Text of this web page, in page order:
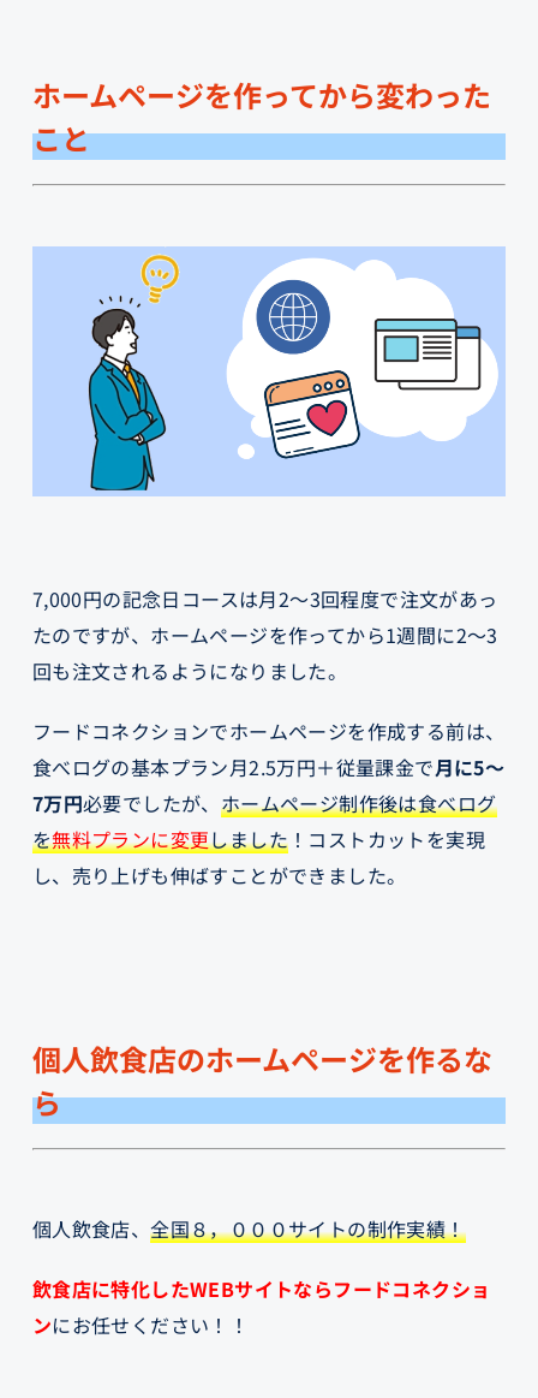
ホームページを作ってから変わった
こと
7,000円の記念日コースは月2～3回程度で注文があっ
たのですが、ホームページを作ってから1週間に2～3
回も注文されるようになりました。
フードコネクションでホームページを作成する前は、
食べログの基本プラン月2.5万円＋従量課金で月に5～
7万円必要でしたが、 ホームページ制作後は食べログ
を無料プランに変更しました ！コストカットを実現
し、売り上げも伸ばすことができました。
個人飲食店のホームページを作るな
ら
個人飲食店、全国８，０００サイトの制作実績！
飲食店に特化したWEBサイトならフードコネクショ
ンにお任せく ださい！！